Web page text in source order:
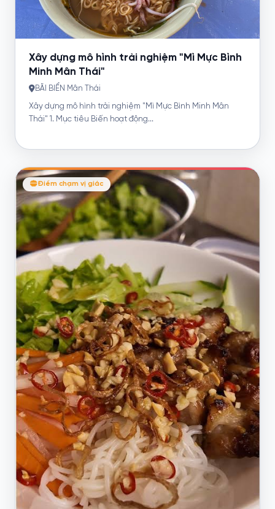
Xây dựng mô hình trải nghiệm "Mì Mực Bình
Minh Mân Thái"
BÃI BIỂN Mân Thái
Xây dựng mô hình trải nghiệm "Mì Mực Bình Minh Mân
Thái" 1. Mục tiêu Biến hoạt động...
Điểm chạm vị giác